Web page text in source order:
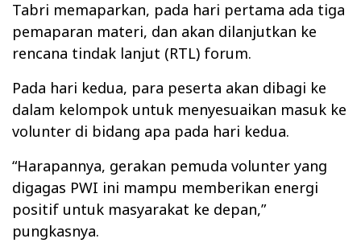
Tabri memaparkan, pada hari pertama ada tiga
pemaparan materi, dan akan dilanjutkan ke
rencana tindak lanjut (RTL) forum.
Pada hari kedua, para peserta akan dibagi ke
dalam kelompok untuk menyesuaikan masuk ke
volunter di bidang apa pada hari kedua.
“Harapannya, gerakan pemuda volunter yang
digagas PWI ini mampu memberikan energi
positif untuk masyarakat ke depan,”
pungkasnya.